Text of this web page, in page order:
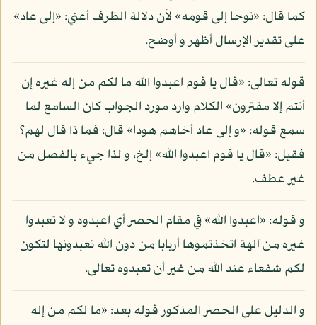
كما قال: «نوحا إلى قومه» لأن دلالة الظرف أعني: «إلى عاد»
على تقدير الإرسال أظهر و أوضح.
قوله تعالى: «قال يا قوم اعبدوا الله ما لكم من إله غيره إن
أنتم إلا مفترون» الكلام وارد مورد الجواب كان السامع لما
سمع قوله: «و إلى عاد أخاهم هودا» قال: فما ذا قال لهم؟
فقيل: «قال يا قوم اعبدوا الله» إلخ، و لذا جيء بالفصل من
غير عطف.
و قوله: «اعبدوا الله» في مقام الحصر أي اعبدوه و لا تعبدوا
غيره من آلهة اتخذتموها أربابا من دون الله تعبدونها لتكون
لكم شفعاء عند الله من غير أن تعبدوه تعالى.
و الدليل على الحصر المذكور قوله بعد: «ما لكم من إله